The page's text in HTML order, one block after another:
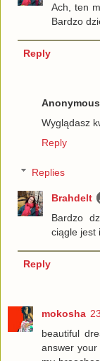
Ach, ten
Bardzo
Reply
Anonymous
Wyglądasz
Reply
Replies
Brahdelt
Bardzo
ciągle jest
Reply
mokosha
beautiful
answer